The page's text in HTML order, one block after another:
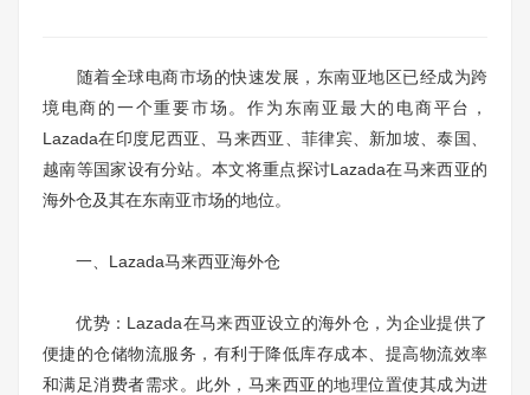
随着全球电商市场的快速发展，东南亚地区已经成为跨
境电商的一个重要市场。作为东南亚最大的电商平台，
Lazada在印度尼西亚、马来西亚、菲律宾、新加坡、泰国、
越南等国家设有分站。本文将重点探讨Lazada在马来西亚的
海外仓及其在东南亚市场的地位。
一、Lazada马来西亚海外仓
优势：Lazada在马来西亚设立的海外仓，为企业提供了
便捷的仓储物流服务，有利于降低库存成本、提高物流效率
和满足消费者需求。此外，马来西亚的地理位置使其成为进